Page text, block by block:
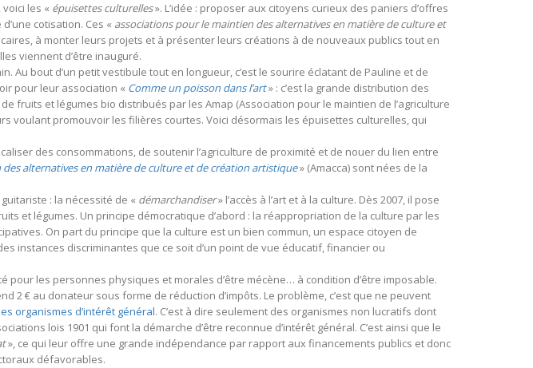
les « épuisettes culturelles». L’idée : proposer aux citoyens curieux des paniers d’offres
cotisation. Ces « associations pour le maintien des alternatives en matière de culture et
à monter leurs projets et à présenter leurs créations à de nouveaux publics tout en
viennent d’être inauguré.
Au bout d’un petit vestibule tout en longueur, c’est le sourire éclatant de Pauline et de
pour leur association « Comme un poisson dans l’art» : c’est la grande distribution des
fruits et légumes bio distribués par les Amap (Association pour le maintien de l’agriculture
voulant promouvoir les filières courtes. Voici désormais les épuisettes culturelles, qui
des consommations, de soutenir l’agriculture de proximité et de nouer du lien entre
alternatives en matière de culture et de création artistique» (Amacca) sont nées de la
: la nécessité de « démarchandiser» l’accès à l’art et à la culture. Dès 2007, il pose
et légumes. Un principe démocratique d’abord : la réappropriation de la culture par les
On part du principe que la culture est un bien commun, un espace citoyen de
instances discriminantes que ce soit d’un point de vue éducatif, financier ou
pour les personnes physiques et morales d’être mécène… à condition d’être imposable.
2 € au donateur sous forme de réduction d’impôts. Le problème, c’est que ne peuvent
organismes d’intérêt général. C’est à dire seulement des organismes non lucratifs dont
lois 1901 qui font la démarche d’être reconnue d’intérêt général. C’est ainsi que le
», ce qui leur offre une grande indépendance par rapport aux financements publics et donc
défavorables.